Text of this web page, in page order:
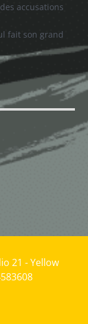
accusations
fait son grand
21 - Yellow